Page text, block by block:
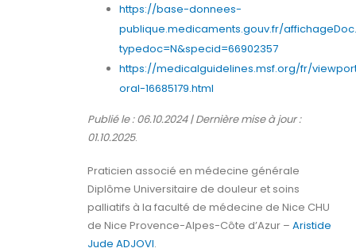
https://base-donnees-
publique.medicaments.gouv.fr/
typedoc=N&specid=66902357
https://medicalguidelines.msf.org/fr/
oral-16685179.html
Publié le : 06.10.2024 | Dernière mise à jour :
01.10.2025.
Praticien associé en médecine générale
Diplôme Universitaire de douleur et soins
palliatifs à la faculté de médecine de Nice CHU
de Nice Provence-Alpes-Côte d’Azur – Aristide
Jude ADJOVI.